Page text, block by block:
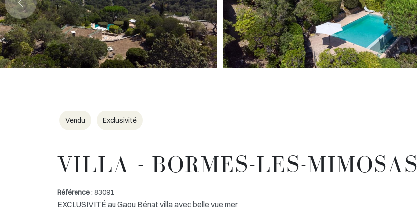
Vendu Exclusivité
VILLA - BORMES-LES-MIMOSAS
Référence: 83091
EXCLUSIVITÉ au Gaou Bénat villa avec belle vue mer